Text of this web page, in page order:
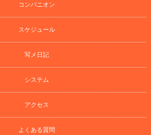
コンパニオン
スケジュール
写メ日記
システム
アクセス
よくある質問